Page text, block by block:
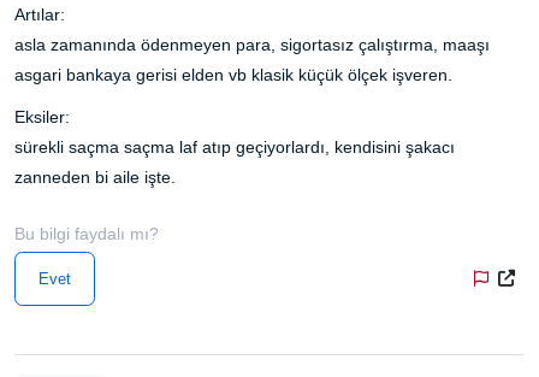
Artılar:
asla zamanında ödenmeyen para, sigortasız çalıştırma, maaşı
asgari bankaya gerisi elden vb klasik küçük ölçek işveren.
Eksiler:
sürekli saçma saçma laf atıp geçiyorlardı, kendisini şakacı
zanneden bi aile işte.
Bu bilgi faydalı mı?
Evet